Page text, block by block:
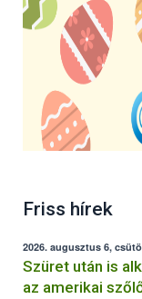
Friss hírek
2026. augusztus 6,
Szüret után is
az amerikai